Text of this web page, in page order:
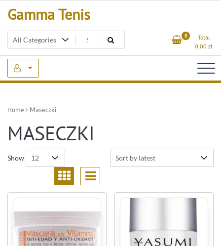
Gamma Tenis
0
Total
0,00 zł
Home Maseczki
MASECZKI
Show